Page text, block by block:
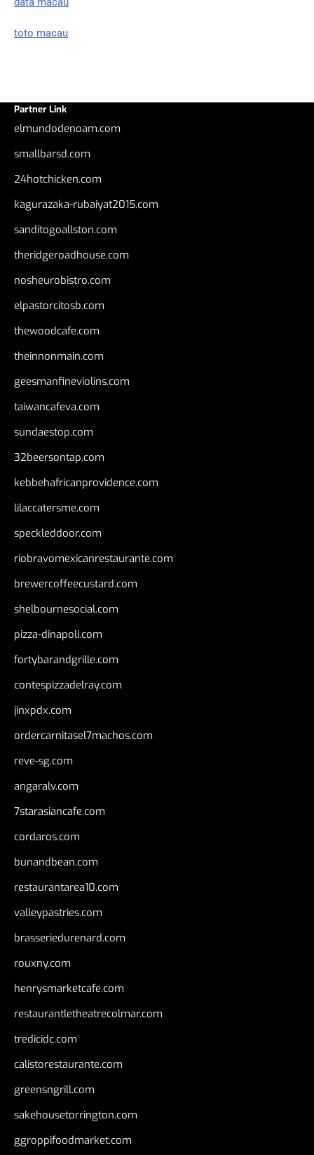
toto macau
Partner Link
elmundodenoam.com
smallbarsd.com
24hotchicken.com
kagurazaka-rubaiyat2015.com
sanditogoallston.com
theridgeroadhouse.com
nosheurobistro.com
elpastorcitosb.com
thewoodcafe.com
theinnonmain.com
geesmanfineviolins.com
taiwancafeva.com
sundaestop.com
32beersontap.com
kebbehafricanprovidence.com
lilaccatersme.com
speckleddoor.com
riobravomexicanrestaurante.com
brewercoffeecustard.com
shelbournesocial.com
pizza-dinapoli.com
fortybarandgrille.com
contespizzadelray.com
jinxpdx.com
ordercarnitasel7machos.com
reve-sg.com
angaralv.com
7starasiancafe.com
cordaros.com
bunandbean.com
restaurantarea10.com
valleypastries.com
brasseriedurenard.com
rouxny.com
henrysmarketcafe.com
restaurantletheatrecolmar.com
tredicidc.com
calistorestaurante.com
greensngrill.com
sakehousetorrington.com
ggroppifoodmarket.com